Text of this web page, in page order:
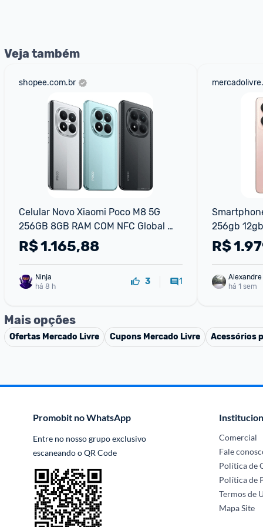
Veja também
shopee.com.br
Celular Novo Xiaomi Poco M8 5G
256GB 8GB RAM COM NFC Global
Com Capinha
R$1.165,88
há 8 h
3 1
256gb
50mp Ia
R$
Alexandre
há 1 sem
Mais opções
Ofertas Mercado Livre Cupons Mercado Livre Acessórios
Promobit no WhatsApp
Entre no nosso grupo exclusivo
escaneando o QR Code
Comercial
Fale
Política de
Política de
Termos de
Mapa Site